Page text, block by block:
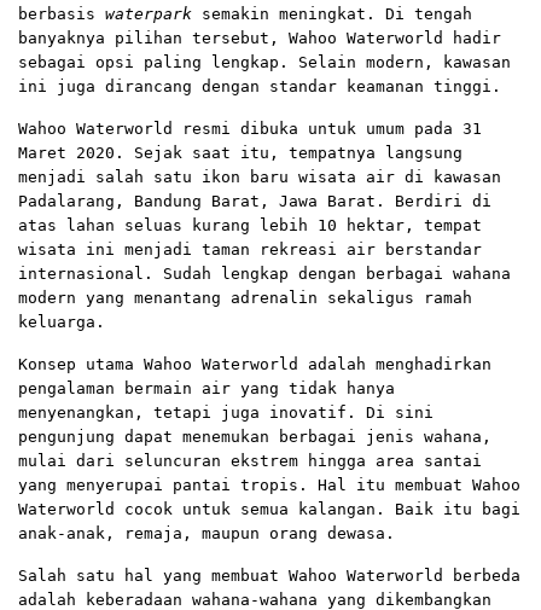
berbasis waterpark semakin meningkat. Di tengah
banyaknya pilihan tersebut, Wahoo Waterworld hadir
sebagai opsi paling lengkap. Selain modern, kawasan
ini juga dirancang dengan standar keamanan tinggi.
Wahoo Waterworld
resmi dibuka untuk umum pada 31
Maret 2020. Sejak saat itu, tempatnya langsung
menjadi salah satu ikon baru wisata air di kawasan
Padalarang, Bandung Barat, Jawa Barat. Berdiri di
atas lahan seluas kurang lebih 10 hektar, tempat
wisata ini menjadi taman rekreasi air berstandar
internasional. Sudah lengkap dengan berbagai wahana
modern yang menantang adrenalin sekaligus ramah
keluarga.
Konsep utama Wahoo Waterworld adalah menghadirkan
pengalaman bermain air yang tidak hanya
menyenangkan, tetapi juga inovatif. Di sini
pengunjung dapat menemukan berbagai jenis wahana,
mulai dari seluncuran ekstrem hingga area santai
yang menyerupai pantai tropis. Hal itu membuat Wahoo
Waterworld cocok untuk semua kalangan. Baik itu bagi
anak-anak, remaja, maupun orang dewasa.
Salah satu hal yang membuat Wahoo Waterworld berbeda
adalah keberadaan wahana-wahana yang dikembangkan